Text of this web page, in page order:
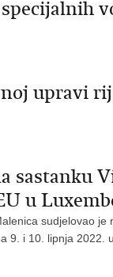
upravi
sastanku
u
sudjelovao
9. i 10. lipnja 2022.